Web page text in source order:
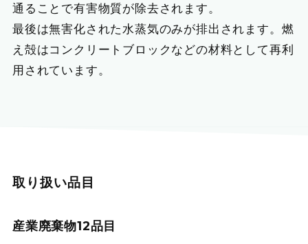
通ることで有害物質が除去されます。
最後は無害化された水蒸気のみが排出されます。燃
え殻はコンクリートブロックなどの材料として再利
用されています。
取り扱い品目
産業廃棄物12品目